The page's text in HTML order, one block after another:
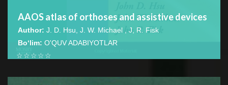
AAOS atlas of orthoses and assistive devices
Author: J. D. Hsu, J. W. Michael , J, R. Fisk
Bo‘lim: O'QUV ADABIYOTLAR
☆
☆
☆
☆
☆
This textbook is an indispensable resource for